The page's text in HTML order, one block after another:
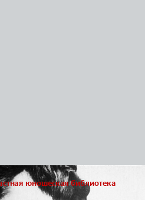
юношеская библиотека